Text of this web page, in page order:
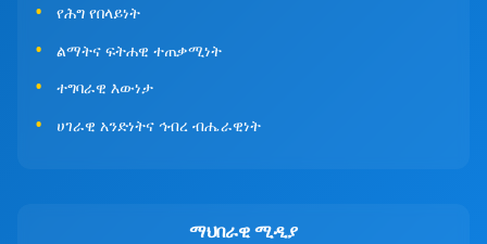
የሕግ የበላይነት
ልማትና ፍትሐዊ ተጠቃሚነት
ተግባራዊ እውነታ
ሀገራዊ አንድነትና ኅብረ ብሔራዊነት
ማህበራዊ ሚዲያ